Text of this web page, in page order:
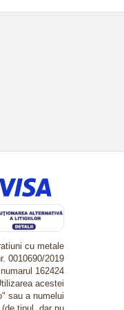
cu metale
0010690/2019
162424
acestei
sau a numelui